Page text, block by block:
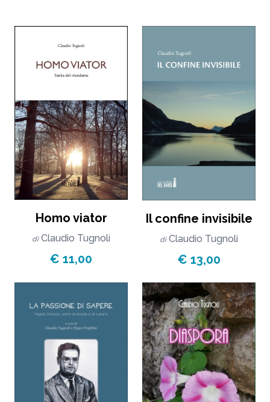
Homo viator
di Claudio Tugnoli
€ 11,00
Il confine invisibile
di Claudio Tugnoli
€ 13,00